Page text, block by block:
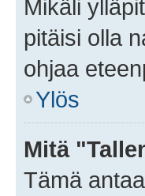
Mikäli
pitäisi olla
ohjaa
Ylös
Mitä
Tämä